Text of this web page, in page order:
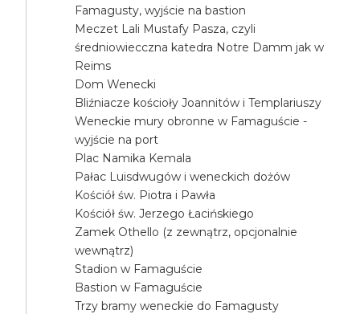
Famagusty, wyjście na bastion
Meczet Lali Mustafy Pasza, czyli
średniowiecczna katedra Notre Damm jak w
Reims
Dom Wenecki
Bliźniacze kościoły Joannitów i Templariuszy
Weneckie mury obronne w Famaguście -
wyjście na port
Plac Namika Kemala
Pałac Luisdwugów i weneckich dożów
Kościół św. Piotra i Pawła
Kościół św. Jerzego Łacińskiego
Zamek Othello (z zewnątrz, opcjonalnie
wewnątrz)
Stadion w Famaguście
Bastion w Famaguście
Trzy bramy weneckie do Famagusty